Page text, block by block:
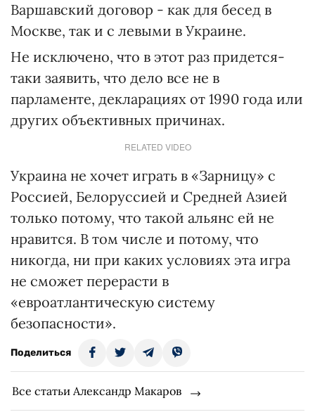
Варшавский договор - как для бесед в
Москве, так и с левыми в Украине.
Не исключено, что в этот раз придется-
таки заявить, что дело все не в
парламенте, декларациях от 1990 года или
других объективных причинах.
RELATED VIDEO
Украина не хочет играть в «Зарницу» с
Россией, Белоруссией и Средней Азией
только потому, что такой альянс ей не
нравится. В том числе и потому, что
никогда, ни при каких условиях эта игра
не сможет перерасти в
«евроатлантическую систему
безопасности».
Поделиться
Все статьи Александр Макаров